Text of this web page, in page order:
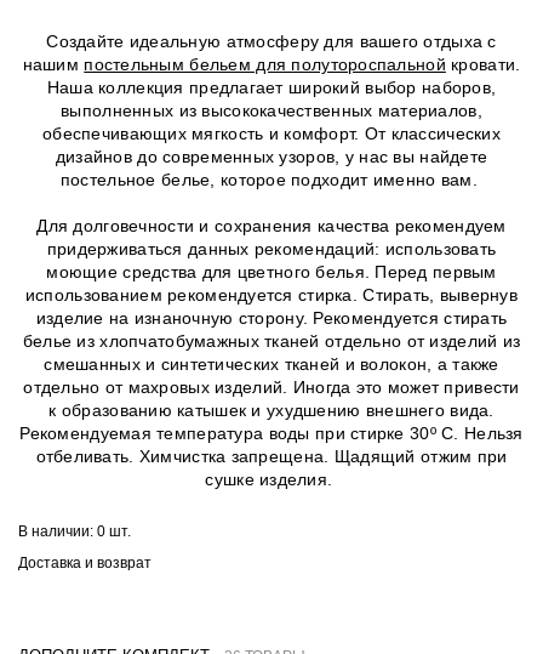
Создайте идеальную атмосферу для вашего отдыха с
нашим постельным бельем для полутороспальной кровати.
Наша коллекция предлагает широкий выбор наборов,
выполненных из высококачественных материалов,
обеспечивающих мягкость и комфорт. От классических
дизайнов до современных узоров, у нас вы найдете
постельное белье, которое подходит именно вам.
Для долговечности и сохранения качества рекомендуем
придерживаться данных рекомендаций: использовать
моющие средства для цветного белья. Перед первым
использованием рекомендуется стирка. Стирать, вывернув
изделие на изнаночную сторону. Рекомендуется стирать
белье из хлопчатобумажных тканей отдельно от изделий из
смешанных и синтетических тканей и волокон, а также
отдельно от махровых изделий. Иногда это может привести
к образованию катышек и ухудшению внешнего вида.
Рекомендуемая температура воды при стирке 30º C. Нельзя
отбеливать. Химчистка запрещена. Щадящий отжим при
сушке изделия.
В наличии: 0 шт.
Доставка и возврат